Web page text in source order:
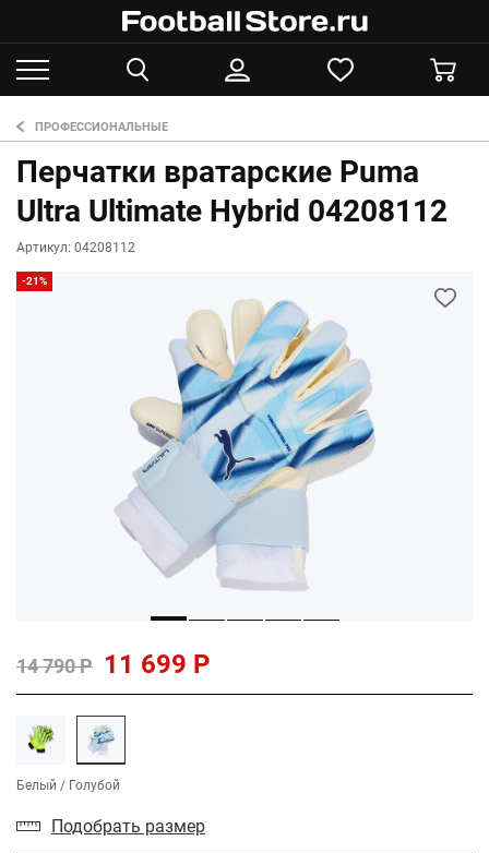
ПРОФЕССИОНАЛЬНЫЕ
Перчатки вратарские Puma
Ultra Ultimate Hybrid 04208112
Артикул: 04208112
-21%
14 790 Р 11 699 Р
Белый / Голубой
Подобрать размер